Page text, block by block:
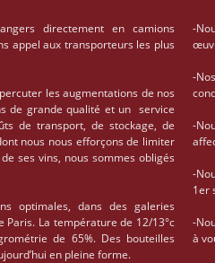
directement en camions
appel aux transporteurs les plus
les augmentations de nos
de grande qualité et un service
de transport, de stockage, de
nous nous efforçons de limiter
ses vins, nous sommes obligés
optimales, dans des galeries
La température de 12/13°c
de 65%. Des bouteilles
en pleine forme.
-
-
-
-
1er
-
à